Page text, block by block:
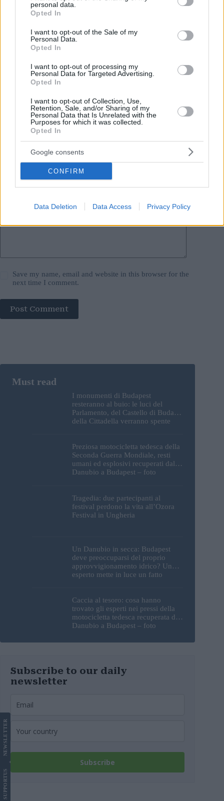
grant or deny consent to Google and its third-party tags to
use your data for below specified purposes in below Google
consent section.
personal data.
Opted In
I want to opt-out of the Sale of my
Personal Data.
Opted In
I want to opt-out of processing my
Personal Data for Targeted Advertising.
Opted In
I want to opt-out of Collection, Use,
Retention, Sale, and/or Sharing of my
Personal Data that Is Unrelated with the
Purposes for which it was collected.
Opted In
Google consents
CONFIRM
Data Deletion Data Access Privacy Policy
Ungheria a causa dell’inflazione?
criminalità #polizia #polizia ungherese ungheria
Leave a Reply
*
Email*
Save my name, email and website in this browser for the
next time I comment.
Post Comment
I monumenti di Budapest
resteranno al buio: le luci del
Parlamento, del Castello di Buda e
della Cittadella verranno spente
Preziosa motocicletta tedesca della
Seconda Guerra Mondiale, resti
umani ed esplosivi recuperati dal
Danubio a Budapest – foto
Tragedia: due partecipanti al
festival perdono la vita all’Ozora
Festival in Ungheria
Un Danubio in secca: Budapest
deve preoccuparsi del proprio
approvvigionamento idrico? Un
esperto mette in luce un fatto
Caccia al tesoro: cosa hanno
trovato gli esperti nei pressi della
motocicletta tedesca recuperata dal
Danubio a Budapest – foto
Subscribe to our daily
newsletter
Subscribe
SUPPORT
US
NEWS
LETTER